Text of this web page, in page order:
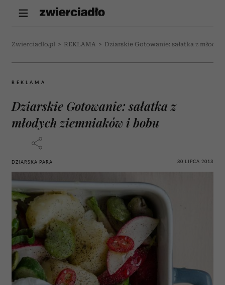
Zwierciadlo.pl > REKLAMA > Dziarskie Gotowanie: sałatka z
REKLAMA
Dziarskie Gotowanie: sałatka z
młodych ziemniaków i bobu
DZIARSKA PARA 30 LIPCA 2013